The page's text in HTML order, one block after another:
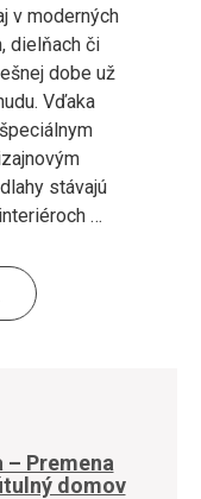
v moderných
dielňach či
dobe už
Vďaka
stávajú
…
Premena
domov